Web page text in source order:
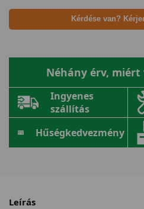
Kérdése van?
Néhány érv,
Ingyenes
szállítás
Hűségkedvezmény
Leírás